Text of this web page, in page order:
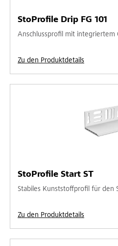
StoProfile Drip FG 101
Anschlussprofil mit integriertem
Zu den Produktdetails
StoProfile Start ST
Stabiles Kunststoffprofil für den
Zu den Produktdetails